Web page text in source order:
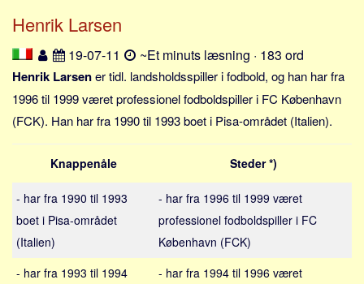
England.dk
JLKM.dk
Lande
Tyrkiet
Spanien
Sverige
Norge
Thailand
Italien
Henrik Larsen
19-07-11 ~Et minuts læsning · 183 ord
Henrik Larsener tidl. landsholdsspiller i fodbold, og han har fra
1996 til 1999 været professionel fodboldspiller i FC København
(FCK). Han har fra 1990 til 1993 boet i Pisa-området (Italien).
Knappenåle Steder *)
- har fra 1990 til 1993
boet i Pisa-området
(Italien)
- har fra 1996 til 1999 været
professionel fodboldspiller i FC
København (FCK)
- har fra 1993 til 1994
- har fra 1994 til 1996 været